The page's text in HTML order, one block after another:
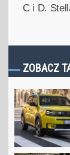
C i D.
ZOBACZ